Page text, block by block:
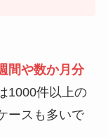
間や数か月分
1000件以上の
ースも多いで